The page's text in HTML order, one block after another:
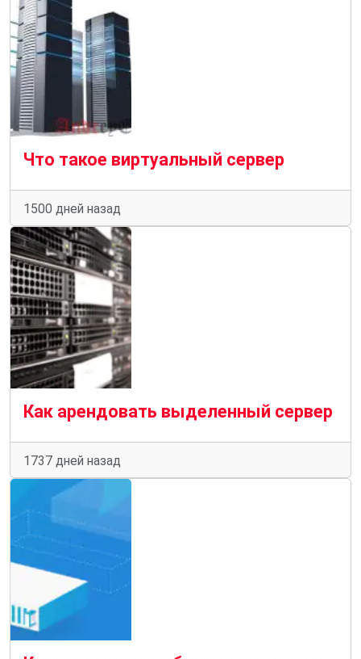
Что такое виртуальный сервер
1500 дней назад
Как арендовать выделенный сервер
1737 дней назад